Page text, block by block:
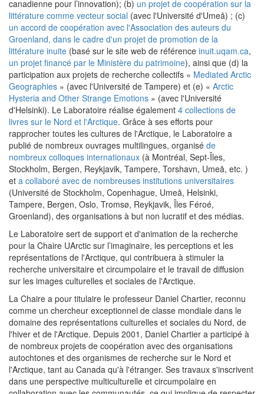
canadienne pour l’innovation); (b) un projet de coopération sur la
littérature comme vecteur social (avec l'Université d'Umeå) ; (c)
un accord de coopération avec l'Association des auteurs du
Groenland, dans le cadre d'un projet de promotion de la
littérature inuite (basé sur le site web de référence inuit.uqam.ca,
un projet financé par le Ministère du patrimoine), ainsi que (d) la
participation aux projets de recherche collectifs « Mediated Arctic
Geographies » (avec l'Université de Tampere) et (e) « Arctic
Hysteria and Other Strange Emotions » (avec l'Université
d'Helsinki). Le Laboratoire réalise également 4 collections de
livres sur le Nord et l'Arctique. Grâce à ses efforts pour
rapprocher toutes les cultures de l'Arctique, le Laboratoire a
publié de nombreux ouvrages multilingues, organisé de
nombreux colloques internationaux (à Montréal, Sept-Îles,
Stockholm, Bergen, Reykjavik, Tampere, Torshavn, Umeå, etc. )
et a collaboré avec de nombreuses institutions universitaires
(Université de Stockholm, Copenhague, Umeå, Helsinki,
Tampere, Bergen, Oslo, Tromsø, Reykjavik, Îles Féroé,
Groenland), des organisations à but non lucratif et des médias.
Le Laboratoire sert de support et d'animation de la recherche
pour la Chaire UArctic sur l’imaginaire, les perceptions et les
représentations de l'Arctique, qui contribuera à stimuler la
recherche universitaire et circumpolaire et le travail de diffusion
sur les images culturelles et sociales de l'Arctique.
La Chaire a pour titulaire le professeur Daniel Chartier, reconnu
comme un chercheur exceptionnel de classe mondiale dans le
domaine des représentations culturelles et sociales du Nord, de
l'hiver et de l'Arctique. Depuis 2001, Daniel Chartier a participé à
de nombreux projets de coopération avec des organisations
autochtones et des organismes de recherche sur le Nord et
l'Arctique, tant au Canada qu'à l'étranger. Ses travaux s'inscrivent
dans une perspective multiculturelle et circumpolaire en